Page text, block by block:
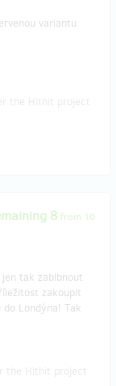
variantu
8 from 10
tak zablbnout
zakoupit
Londýna! Tak